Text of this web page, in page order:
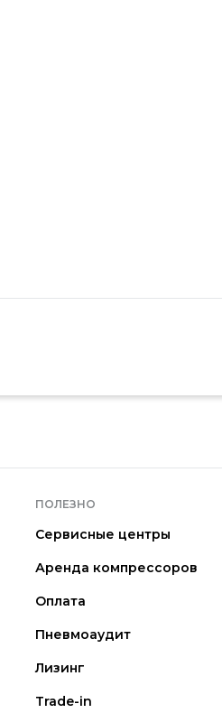
ПОЛЕЗНО
Сервисные центры
Аренда компрессоров
Оплата
Пневмоаудит
Лизинг
Trade-in